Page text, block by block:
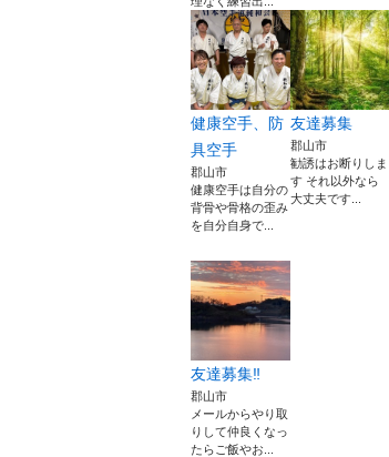
健康空手、防
具空手
郡山市
健康空手は自分の
背骨や骨格の歪み
を自分自身で...
友達募集
郡山市
勧誘はお断りしま
す それ以外なら
大丈夫です...
友達募集‼️
郡山市
メールからやり取
りして仲良くなっ
たらご飯やお...